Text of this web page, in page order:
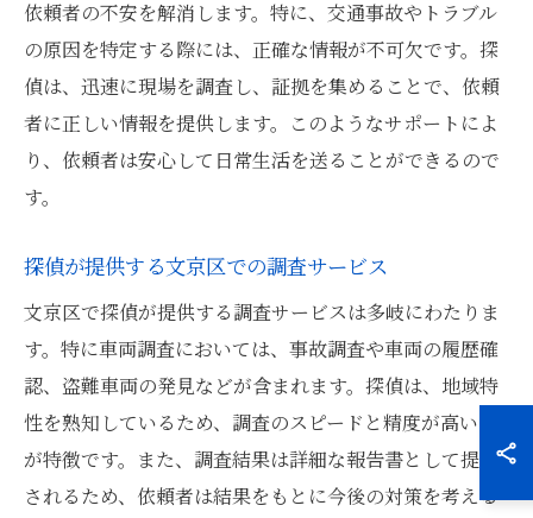
依頼者の不安を解消します。特に、交通事故やトラブル
の原因を特定する際には、正確な情報が不可欠です。探
偵は、迅速に現場を調査し、証拠を集めることで、依頼
者に正しい情報を提供します。このようなサポートによ
り、依頼者は安心して日常生活を送ることができるので
す。
探偵が提供する文京区での調査サービス
文京区で探偵が提供する調査サービスは多岐にわたりま
す。特に車両調査においては、事故調査や車両の履歴確
認、盗難車両の発見などが含まれます。探偵は、地域特
性を熟知しているため、調査のスピードと精度が高いの
が特徴です。また、調査結果は詳細な報告書として提供
されるため、依頼者は結果をもとに今後の対策を考える